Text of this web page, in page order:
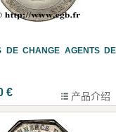
DE CHANGE AGENTS DE
€ 产品介绍